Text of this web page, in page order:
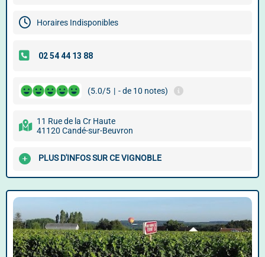
Horaires Indisponibles
(5.0/5 | - de 10 notes)
11 Rue de la Cr Haute
41120 Candé-sur-Beuvron
PLUS D'INFOS SUR CE VIGNOBLE